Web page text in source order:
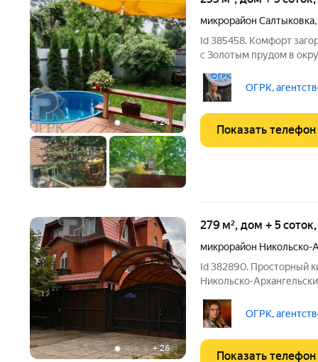
+24
микрорайон Салтыковка,
Id 385458. Комфорт
с Золотым прудом в
арендаторами ! Предлагается к продаже теплый дом 255 кв.м. из
газоблока и
ОГРК,
Показать телефон
+26
279 м², дом + 5
микрорайон Никольско-
Id 382890. Просторный
Никольско-Архангельский с
для тех, кто ценит
городской
ОГРК,
Показать телефон